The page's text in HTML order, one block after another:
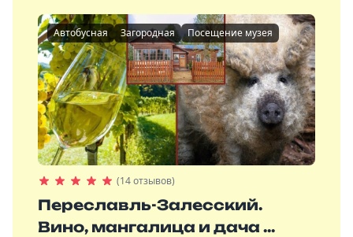
Автобусная Загородная Посещение музея
(14 отзывов)
Переславль-Залесский.
Вино, мангалица и дача ...